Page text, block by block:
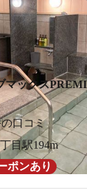
マックス
口コミ
目駅194m
ポンあり